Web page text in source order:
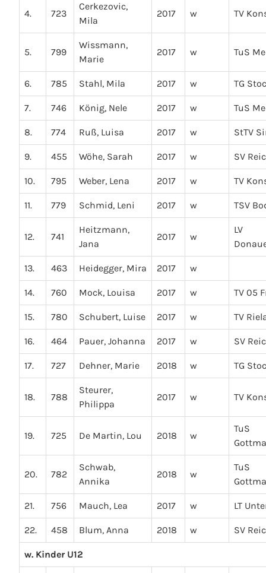
4. 723
Cerkezovic,
Mila
2017 w TV
5. 799
Wissmann,
Marie
2017 w TuS
6. 785 Stahl, Mila 2017 w TG
7. 746 König, Nele 2017 w TuS
8. 774 Ruß, Luisa 2017 w StTV
9. 455 Wöhe, Sarah 2017 w SV
10. 795 Weber, Lena 2017 w TV
11. 779 Schmid, Leni 2017 w TSV
12. 741
Heitzmann,
Jana
2017 w
LV
13. 463 Heidegger, Mira 2017 w
14. 760 Mock, Louisa 2017 w TV 05
15. 780 Schubert, Luise 2017 w TV
16. 464 Pauer, Johanna 2017 w SV
17. 727 Dehner, Marie 2018 w TG
18. 788
Steurer,
Philippa
2017 w TV
19. 725 De Martin, Lou 2018 w
TuS
20. 782
Schwab,
Annika
2018 w
TuS
21. 756 Mauch, Lea 2017 w LT
22. 458 Blum, Anna 2018 w SV
w. Kinder U12